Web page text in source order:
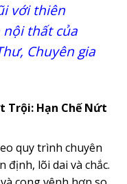
với thiên
thất của
Chuyên gia
Trội: Hạn Chế Nứt
quy trình chuyên
định, lõi dai và chắc.